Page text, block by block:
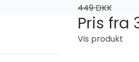
449 DKK
Pris fra
Vis produkt